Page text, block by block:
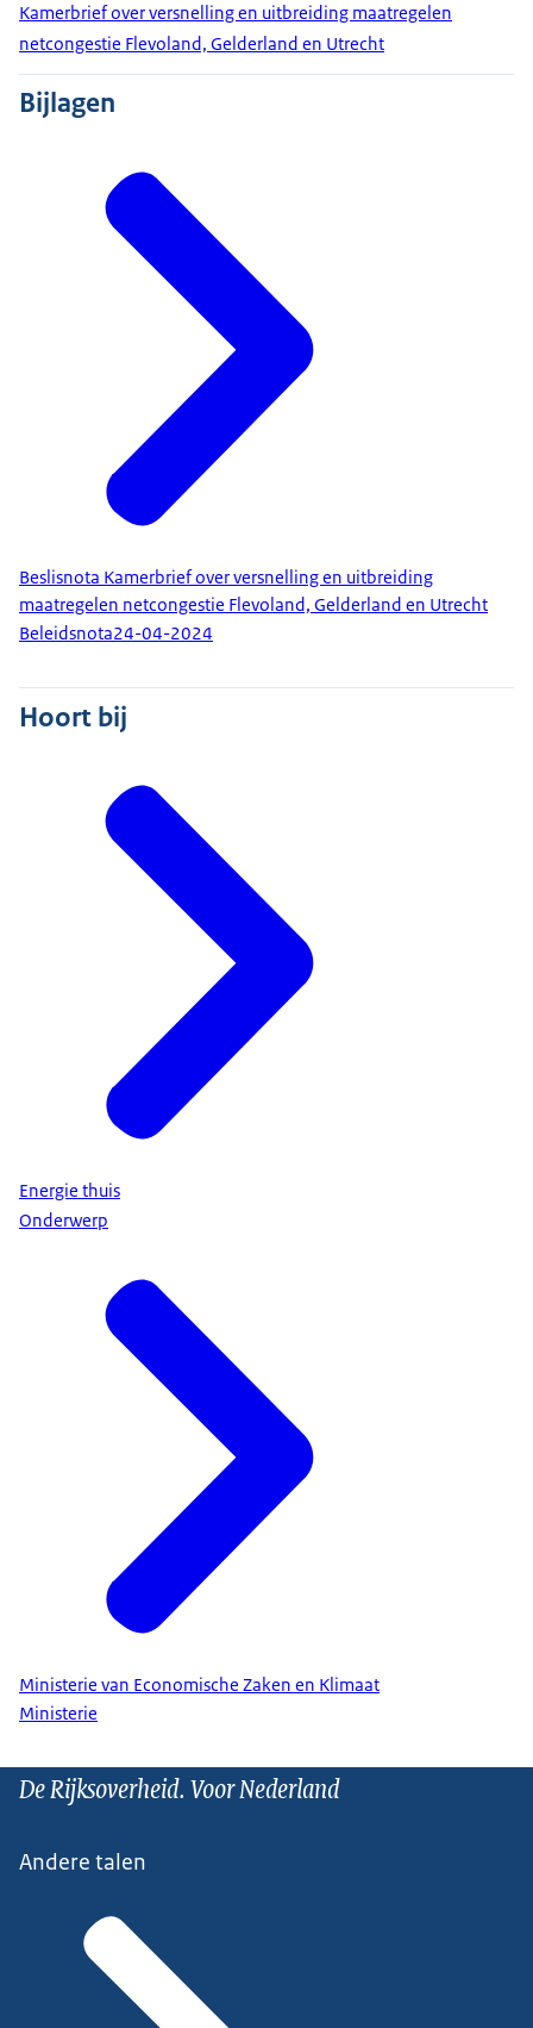
Kamerbrief over versnelling en uitbreiding maatregelen
netcongestie Flevoland, Gelderland en Utrecht
Bijlagen
Beslisnota Kamerbrief over versnelling en uitbreiding
maatregelen netcongestie Flevoland, Gelderland en Utrecht
Beleidsnota24-04-2024
Hoort bij
Energie thuis
Onderwerp
Ministerie van Economische Zaken en Klimaat
Ministerie
De Rijksoverheid. Voor Nederland
Andere talen